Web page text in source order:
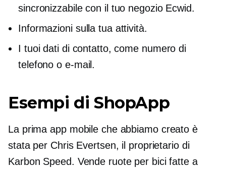
sincronizzabile con il tuo negozio Ecwid.
Informazioni sulla tua attività.
I tuoi dati di contatto, come numero di
telefono o e-mail.
Esempi di ShopApp
La prima app mobile che abbiamo creato è
stata per Chris Evertsen, il proprietario di
Karbon Speed. Vende ruote per bici fatte a